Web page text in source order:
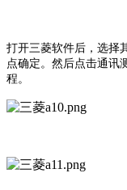
打开三菱软件后，选择
点确定。然后点击通讯
程。